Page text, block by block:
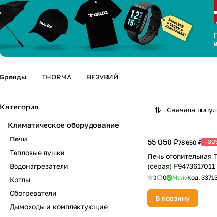
Бренды THORMA ВЕЗУВИЙ
Сначала
55 050 ₽78 650 ₽ -
Печь отопительная
(серая) F9473617011
0 0 МалоКод. 33713
В корзину
Категория
Климатическое оборудование
Печи
Тепловые пушки
Водонагреватели
Котлы
Обогреватели
Дымоходы и комплектующие